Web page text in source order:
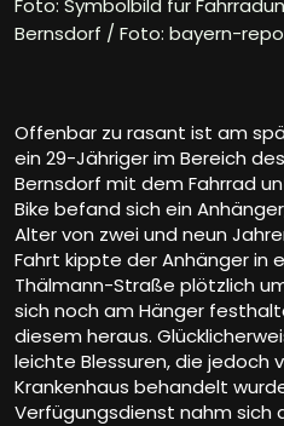
Bernsdorf / Foto: bayern-
Offenbar zu rasant ist am
ein 29-Jähriger im Bereich
Bernsdorf mit dem Fahrrad
Bike befand sich ein
Alter von zwei und neun
Fahrt kippte der Anhänger in
Thälmann-Straße plötzlich
sich noch am Hänger
diesem heraus.
leichte Blessuren, die jedoch
Krankenhaus behandelt
Verfügungsdienst nahm sich